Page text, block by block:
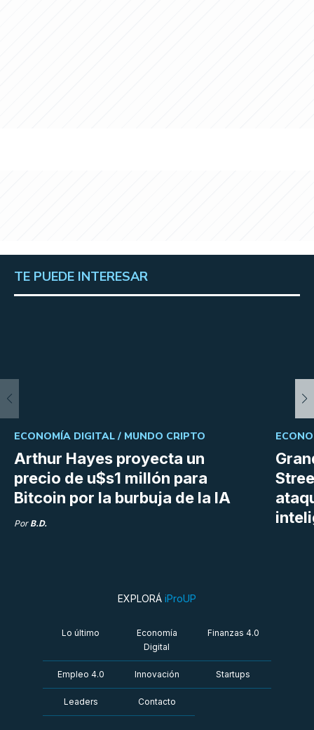
TE PUEDE INTERESAR
Arthur Hayes proyecta un
precio de u$s1 millón para
Bitcoin por la burbuja de la IA
ECONOMÍA DIGITAL / MUNDO CRIPTO
Por B.D.
EXPLORÁ iProUP
Lo último
Economía
Digital
Finanzas 4.0
Empleo 4.0 Innovación Startups
Leaders Contacto